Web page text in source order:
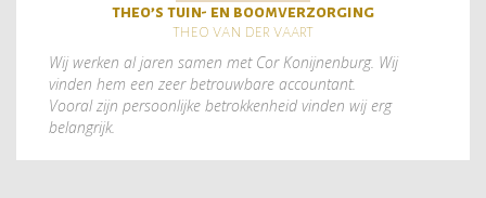
theo’s tuin- en boomverzorging
theo van der vaart
Wij werken al jaren samen met Cor Konijnenburg. Wij
vinden hem een zeer betrouwbare accountant.
Vooral zijn persoonlijke betrokkenheid vinden wij erg
belangrijk.